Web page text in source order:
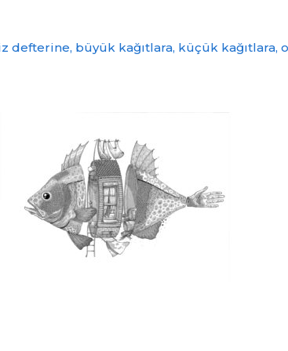
büyük kağıtlara, küçük kağıtlara,